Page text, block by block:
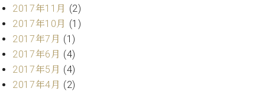
W.
ホ
フ
マ
ン
ヴ
ィ
挨
拶
技
術
者
紹
2017年11月 (2)
2017年10月 (1)
2017年7月 (1)
2017年6月 (4)
2017年5月 (4)
2017年4月 (2)